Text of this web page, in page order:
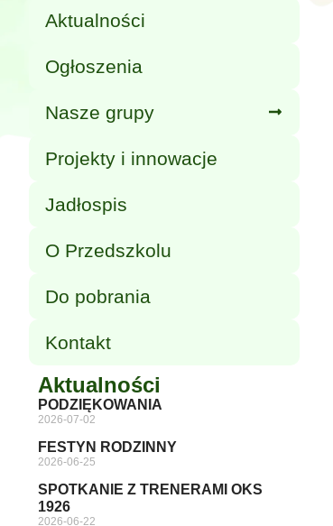
Aktualności
Ogłoszenia
Nasze grupy
Projekty i innowacje
Jadłospis
O Przedszkolu
Do pobrania
Kontakt
Aktualności
PODZIĘKOWANIA
2026-07-02
FESTYN RODZINNY
2026-06-25
SPOTKANIE Z TRENERAMI OKS
1926
2026-06-22